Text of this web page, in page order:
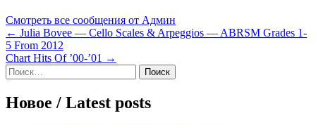
Смотреть все сообщения от Админ
Навигация
по
записям
← Julia Bovee — Cello Scales & Arpeggios — ABRSM Grades 1-
5 From 2012
Chart Hits Of ’00-’01 →
Sidebar
Найти:
Новое / Latest posts